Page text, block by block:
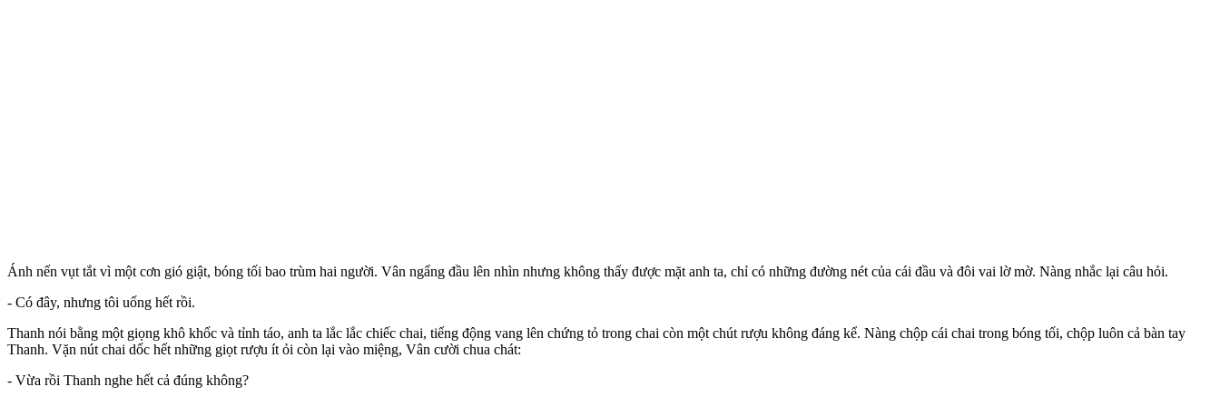
Ánh nến vụt tắt vì một cơn gió giật, bóng tối bao trùm hai người. Vân ngẩng đầu lên nhìn nhưng không thấy được mặt anh ta, chỉ có những đường nét của cái đầu và đôi vai lờ mờ. Nàng nhắc lại câu hỏi.
- Có đây, nhưng tôi uống hết rồi.
Thanh nói bằng một giọng khô khốc và tỉnh táo, anh ta lắc lắc chiếc chai, tiếng động vang lên chứng tỏ trong chai còn một chút rượu không đáng kể. Nàng chộp cái chai trong bóng tối, chộp luôn cả bàn tay
Thanh. Vặn nút chai dốc hết những giọt rượu ít ỏi còn lại vào miệng, Vân cười chua chát:
- Vừa rồi Thanh nghe hết cả đúng không?